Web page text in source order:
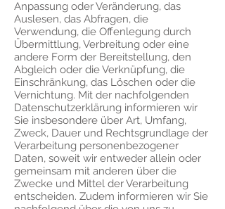
Anpassung oder Veränderung, das
Auslesen, das Abfragen, die
Verwendung, die Offenlegung durch
Übermittlung, Verbreitung oder eine
andere Form der Bereitstellung, den
Abgleich oder die Verknüpfung, die
Einschränkung, das Löschen oder die
Vernichtung. Mit der nachfolgenden
Datenschutzerklärung informieren wir
Sie insbesondere über Art, Umfang,
Zweck, Dauer und Rechtsgrundlage der
Verarbeitung personenbezogener
Daten, soweit wir entweder allein oder
gemeinsam mit anderen über die
Zwecke und Mittel der Verarbeitung
entscheiden. Zudem informieren wir Sie